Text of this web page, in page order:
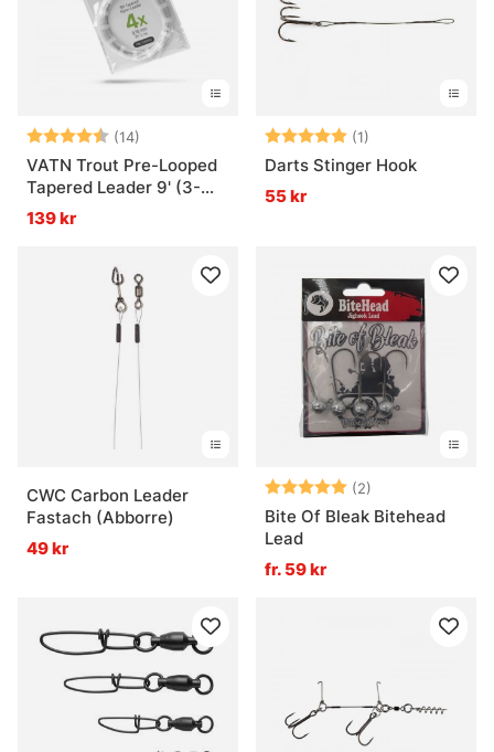
Betyg: (14)
4.6 utav 5 stjärnor
VATN Trout Pre-Looped
Tapered Leader 9' (3-
pack)
139 kr
Betyg: (1)
Darts Stinger Hook
55 kr
CWC Carbon Leader
Fastach (Abborre)
49 kr
Betyg: (2)
Bite Of Bleak Bitehead
Lead
fr. 59 kr